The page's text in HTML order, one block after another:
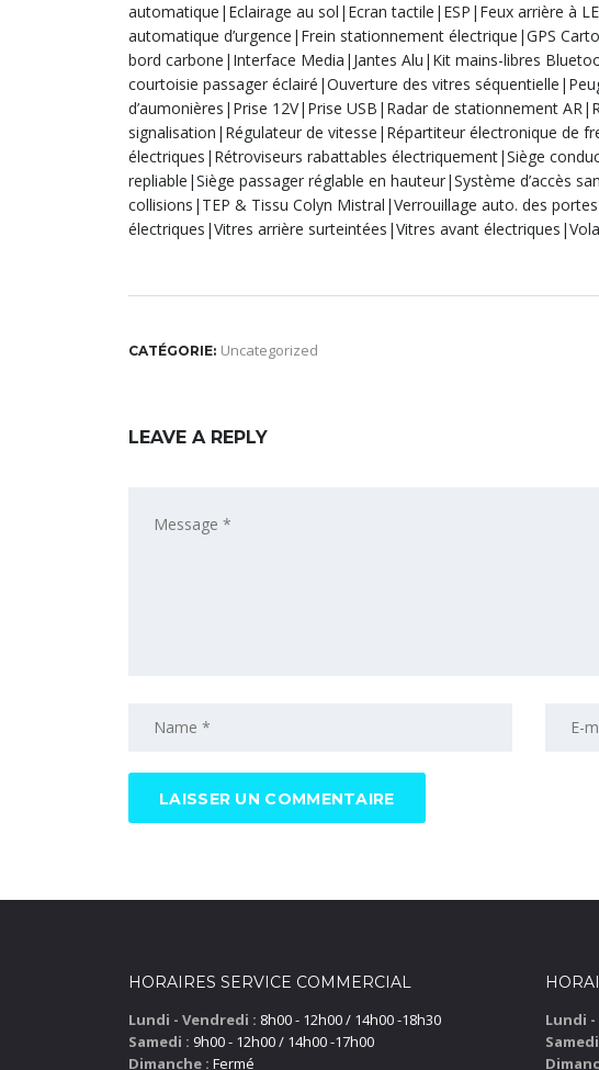
automatique|Eclairage au sol|Ecran tactile|ESP|Feux arrière à
automatique d’urgence|Frein stationnement électrique|GPS
bord carbone|Interface Media|Jantes Alu|Kit mains-libres
courtoisie passager éclairé|Ouverture des vitres
d’aumonières|Prise 12V|Prise USB|Radar de stationnement
signalisation|Régulateur de vitesse|Répartiteur électronique de
électriques|Rétroviseurs rabattables électriquement|Siège
repliable|Siège passager réglable en hauteur|Système d’accès
collisions|TEP & Tissu Colyn Mistral|Verrouillage auto. des
électriques|Vitres arrière surteintées|Vitres avant
CATÉGORIE: Uncategorized
LEAVE A REPLY
HORAIRES SERVICE COMMERCIAL
Lundi - Vendredi : 8h00 - 12h00 / 14h00 -18h30
Samedi : 9h00 - 12h00 / 14h00 -17h00
Dimanche : Fermé
Lundi